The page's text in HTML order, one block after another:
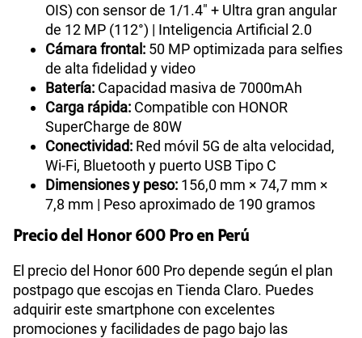
OIS) con sensor de 1/1.4" + Ultra gran angular
de 12 MP (112°) | Inteligencia Artificial 2.0
Cámara frontal: 50 MP optimizada para selfies
de alta fidelidad y video
Batería: Capacidad masiva de 7000mAh
Carga rápida: Compatible con HONOR
SuperCharge de 80W
Conectividad: Red móvil 5G de alta velocidad,
Wi-Fi, Bluetooth y puerto USB Tipo C
Dimensiones y peso: 156,0 mm × 74,7 mm ×
7,8 mm | Peso aproximado de 190 gramos
Precio del Honor 600 Pro en Perú
El precio del Honor 600 Pro depende según el plan
postpago que escojas en Tienda Claro. Puedes
adquirir este smartphone con excelentes
promociones y facilidades de pago bajo las